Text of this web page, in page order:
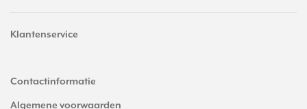
Klantenservice
Contactinformatie
Algemene voorwaarden